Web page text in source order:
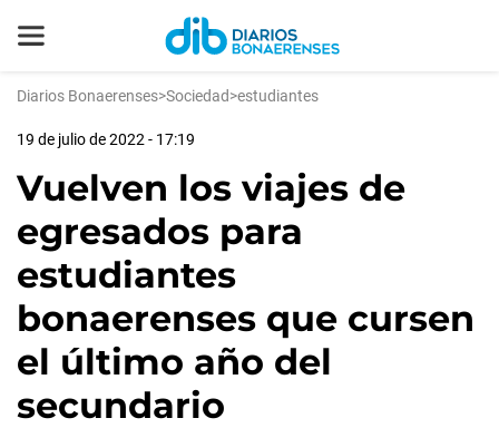
Diarios Bonaerenses>Sociedad>estudiantes
19 de julio de 2022 - 17:19
Vuelven los viajes de
egresados para
estudiantes
bonaerenses que cursen
el último año del
secundario